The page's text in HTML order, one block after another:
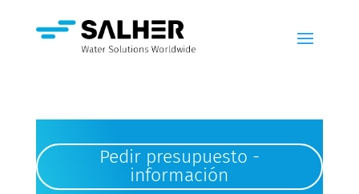
Pedir presupuesto -
información